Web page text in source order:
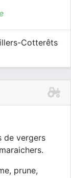
Cotterêts
de vergers
prune,